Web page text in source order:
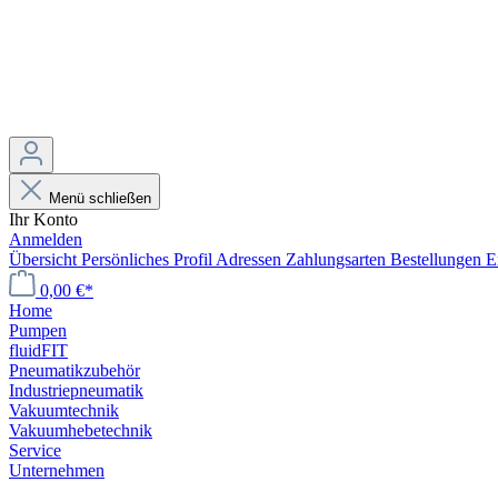
Menü schließen
Ihr Konto
Anmelden
Übersicht Persönliches Profil Adressen Zahlungsarten Bestellungen
0,00 €*
Home
Pumpen
fluidFIT
Pneumatikzubehör
Industriepneumatik
Vakuumtechnik
Vakuumhebetechnik
Service
Unternehmen